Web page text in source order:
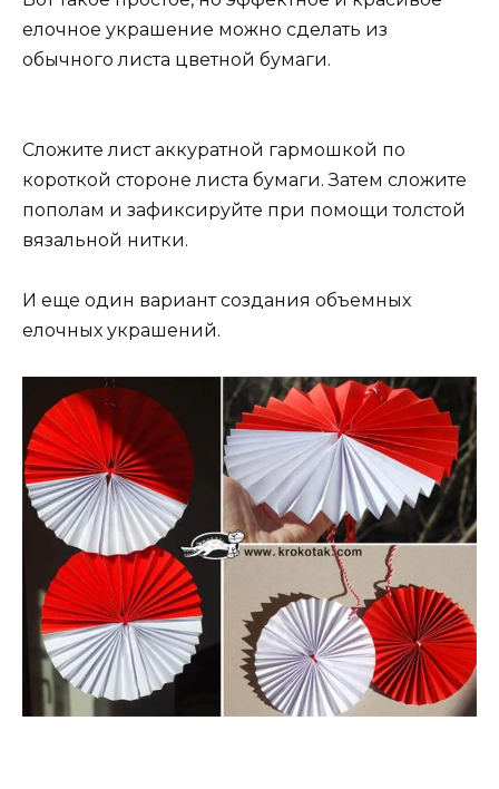
елочное украшение можно сделать из
обычного листа цветной бумаги.
Сложите лист аккуратной гармошкой по
короткой стороне листа бумаги. Затем сложите
пополам и зафиксируйте при помощи толстой
вязальной нитки.
И еще один вариант создания объемных
елочных украшений.